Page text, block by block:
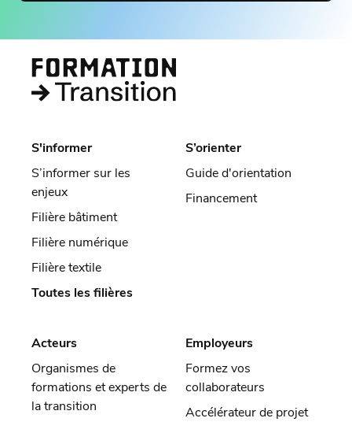
S'informer
S’informer sur les
enjeux
Filière bâtiment
Filière numérique
Filière textile
Toutes les filières
S’orienter
Guide d'orientation
Financement
Acteurs
Organismes de
formations et experts de
la transition
Employeurs
Formez vos
collaborateurs
Accélérateur de projet